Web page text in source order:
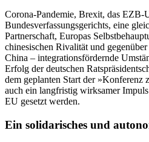
Corona-Pandemie, Brexit, das EZB-
Bundesverfassungsgerichts, eine
Partnerschaft, Europas
chinesischen Rivalität und
China – inte­grationsfördernde
Erfolg der deutschen
dem geplanten Start der »Konferenz
auch ein langfristig wirk­samer
EU gesetzt werden.
Ein solidarisches und